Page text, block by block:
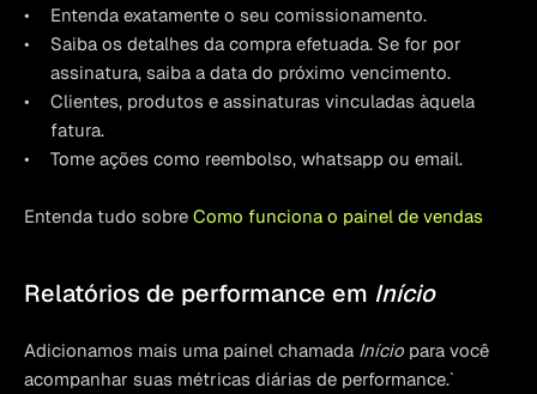
Entenda exatamente o seu comissionamento.
Saiba os detalhes da compra efetuada. Se for por
assinatura, saiba a data do próximo vencimento.
Clientes, produtos e assinaturas vinculadas àquela
fatura.
Tome ações como reembolso, whatsapp ou email.
Entenda tudo sobre Como funciona o painel de vendas
Relatórios de performance em Início
Adicionamos mais uma painel chamada Início para você
acompanhar suas métricas diárias de performance.`